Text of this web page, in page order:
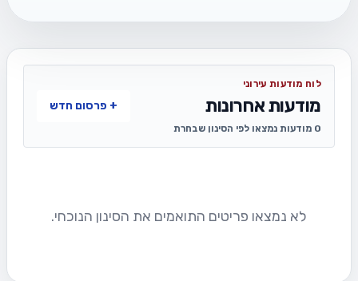
לוח מודעות עירוני
מודעות אחרונות
0 מודעות נמצאו לפי הסינון שבחרת
+ פרסום חדש
לא נמצאו פריטים התואמים את הסינון הנוכחי.